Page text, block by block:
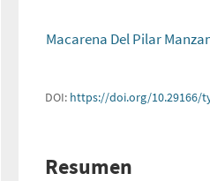
Macarena Del Pilar
DOI: https://doi.org/10.29166/
Resumen